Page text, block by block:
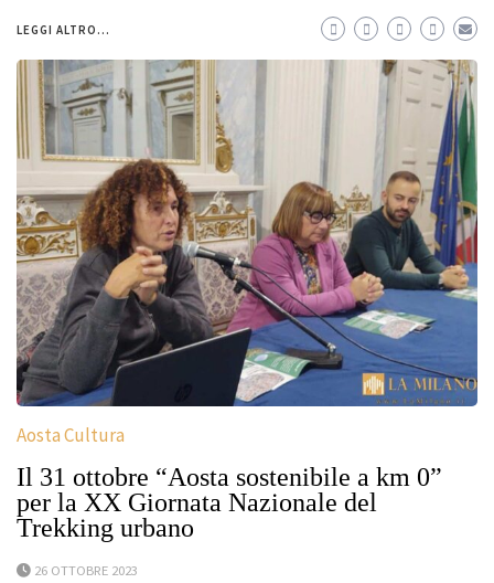
LEGGI ALTRO...
Aosta Cultura
Il 31 ottobre “Aosta sostenibile a km 0”
per la XX Giornata Nazionale del
Trekking urbano
26 OTTOBRE 2023